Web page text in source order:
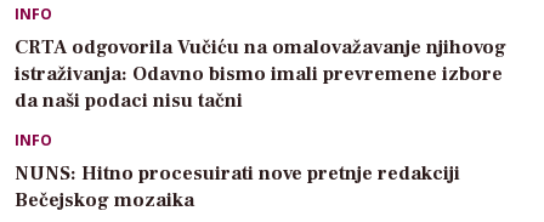
INFO
CRTA odgovorila Vučiću na omalovažavanje njihovog
istraživanja: Odavno bismo imali prevremene izbore
da naši podaci nisu tačni
INFO
NUNS: Hitno procesuirati nove pretnje redakciji
Bečejskog mozaika